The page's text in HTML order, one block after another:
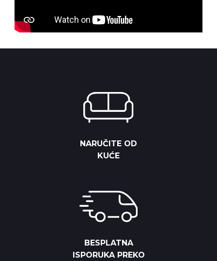
NARUČITE OD
KUĆE
BESPLATNA
ISPORUKA PREKO